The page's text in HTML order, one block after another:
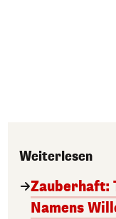
Weiterlesen
Zauberhaft:
Namens